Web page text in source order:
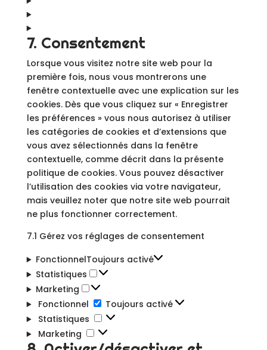
7. Consentement
Lorsque vous visitez notre site web pour la
première fois, nous vous montrerons une
fenêtre contextuelle avec une explication sur les
cookies. Dès que vous cliquez sur « Enregistrer
les préférences » vous nous autorisez à utiliser
les catégories de cookies et d’extensions que
vous avez sélectionnés dans la fenêtre
contextuelle, comme décrit dans la présente
politique de cookies. Vous pouvez désactiver
l’utilisation des cookies via votre navigateur,
mais veuillez noter que notre site web pourrait
ne plus fonctionner correctement.
7.1 Gérez vos réglages de consentement
FonctionnelToujours activé
Statistiques
Statistiques
Marketing
Marketing
Fonctionnel
Fonctionnel
Toujours activé
Statistiques
Statistiques
Marketing
Marketing